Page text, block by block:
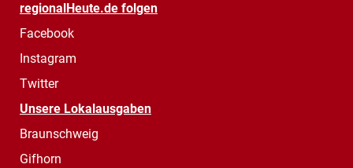
regionalHeute.de folgen
Facebook
Instagram
Twitter
Unsere Lokalausgaben
Braunschweig
Gifhorn